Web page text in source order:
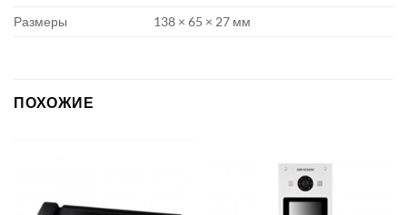
Размеры
138 × 65 × 27 мм
ПОХОЖИЕ